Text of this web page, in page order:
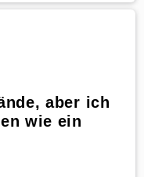
aber ich
wie ein